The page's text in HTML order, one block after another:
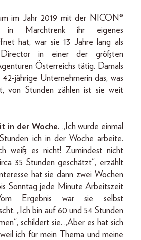
im Jahr 2019 mit der NICON®
in Marchtrenk ihr eigenes
hat, war sie 13 Jahre lang als
in einer der größten
Österreichs tätig. Damals
jährige Unternehmerin das, was
von Stunden zählen ist sie weit
in der Woche. „Ich wurde einmal
ich in der Woche arbeite.
weiß es nicht! Zumindest nicht
35 Stunden geschätzt“, erzählt
hat sie dann zwei Wochen
Sonntag jede Minute Arbeitszeit
Ergebnis war sie selbst
„Ich bin auf 60 und 54 Stunden
schildert sie. „Aber es hat sich
ich für mein Thema und meine